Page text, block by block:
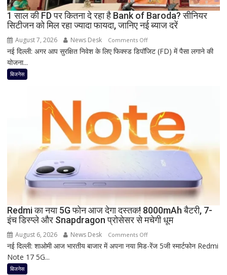
और
Nothing
पर
भी
बड़ी
1 साल की FD पर कितना दे रहा है Bank of Baroda? सीनियर
सिटीजन को मिल रहा ज्यादा फायदा, जानिए नई ब्याज दरें
August 7, 2026 News Desk Comments Offon
1
रहा
Bank
सिटीजन
को
मिल
ज्यादा
नई दिल्ली: अगर आप सुरक्षित निवेश के लिए फिक्स्ड डिपॉजिट (FD) में पैसा लगाने की
योजना...
बिजनेस
Redmi का नया 5G फोन आज देगा दस्तक! 8000mAh बैटरी, 7-
इंच डिस्प्ले और Snapdragon प्रोसेसर से मचेगी धूम
August 6, 2026 News Desk Comments Offon
Redmi
नई दिल्ली: शाओमी आज भारतीय बाजार में अपना नया मिड-रेंज 5जी स्मार्टफोन Redmi
Note 17 5G...
बिजनेस